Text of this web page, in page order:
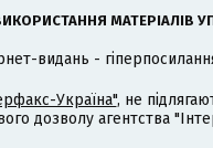
МАТЕРІАЛІВ
видань -
Україна", не
дозволу агентства